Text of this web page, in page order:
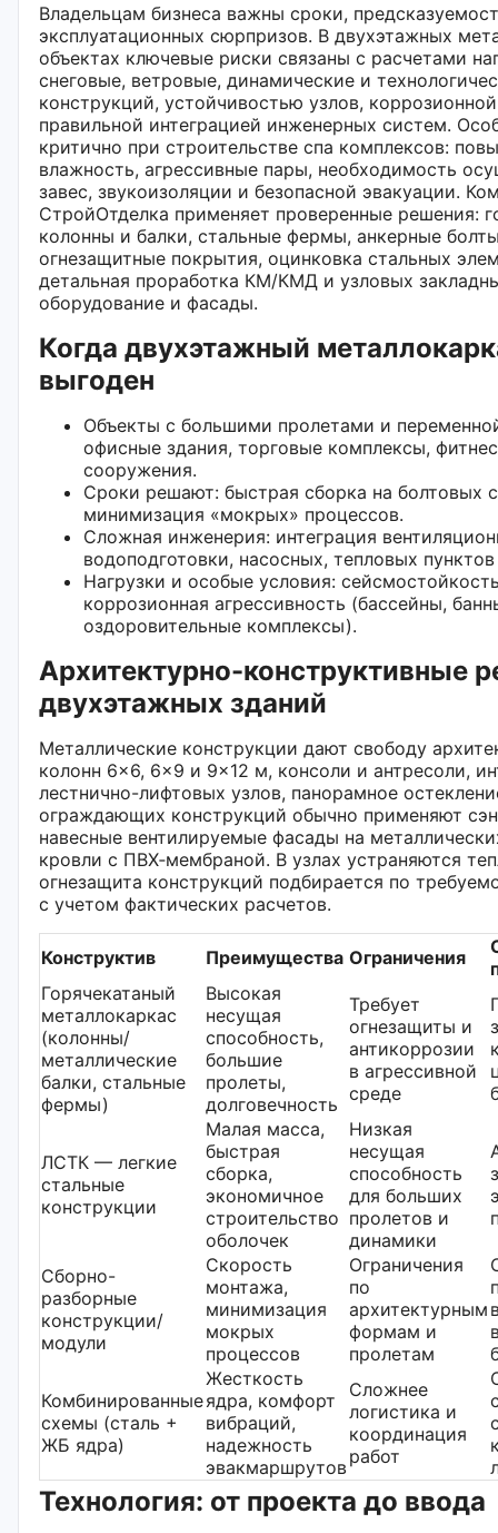
Владельцам бизнеса важны сроки,
эксплуатационных сюрпризов. В двухэтажных
объектах ключевые риски связаны с расчетами
снеговые, ветровые, динамические и
конструкций, устойчивостью узлов,
правильной интеграцией инженерных систем.
критично при строительстве спа комплексов:
влажность, агрессивные пары, необходимость
завес, звукоизоляции и безопасной эвакуации.
СтройОтделка применяет проверенные решения:
колонны и балки, стальные фермы, анкерные
огнезащитные покрытия, оцинковка стальных
детальная проработка КМ/КМД и узловых
оборудование и фасады.
Когда двухэтажный
выгоден
Объекты с большими пролетами и
офисные здания, торговые комплексы,
сооружения.
Сроки решают: быстрая сборка на болтовых
минимизация «мокрых» процессов.
Сложная инженерия: интеграция
водоподготовки, насосных, тепловых
Нагрузки и особые условия:
коррозионная агрессивность (бассейны,
оздоровительные комплексы).
Архитектурно-конструктивные
двухэтажных зданий
Металлические конструкции дают свободу
колонн 6×6, 6×9 и 9×12 м, консоли и антресоли,
лестнично-лифтовых узлов, панорамное
ограждающих конструкций обычно применяют
навесные вентилируемые фасады на
кровли с ПВХ‑мембраной. В узлах устраняются
огнезащита конструкций подбирается по
с учетом фактических расчетов.
Конструктив Преимущества Ограничения
Горячекатаный
металлокаркас
(колонны/
металлические
балки, стальные
фермы)
Высокая
несущая
способность,
большие
пролеты,
долговечность
Требует
огнезащиты и
антикоррозии
в агрессивной
среде
ЛСТК — легкие
стальные
конструкции
Малая масса,
быстрая
сборка,
экономичное
строительство
оболочек
Низкая
несущая
способность
для больших
пролетов и
динамики
Сборно-
разборные
конструкции/
модули
Скорость
монтажа,
минимизация
мокрых
процессов
Ограничения
по
архитектурным
формам и
пролетам
Комбинированные
схемы (сталь +
ЖБ ядра)
Жесткость
ядра, комфорт
вибраций,
надежность
эвакмаршрутов
Сложнее
логистика и
координация
работ
Технология: от проекта до ввода